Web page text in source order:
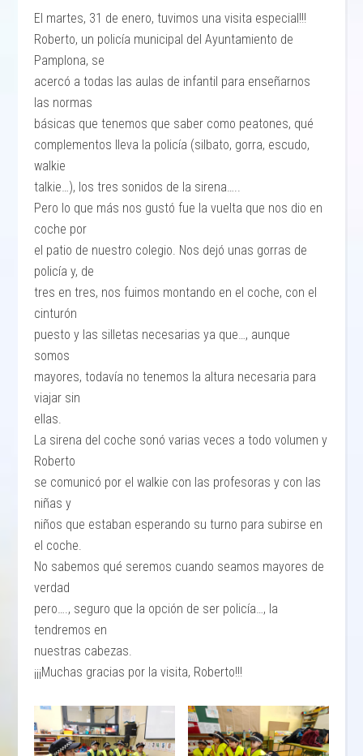
El martes, 31 de enero, tuvimos una visita especial!!!
Roberto, un policía municipal del Ayuntamiento de
Pamplona, se
acercó a todas las aulas de infantil para enseñarnos
las normas
básicas que tenemos que saber como peatones, qué
complementos lleva la policía (silbato, gorra, escudo,
walkie
talkie…), los tres sonidos de la sirena…..
Pero lo que más nos gustó fue la vuelta que nos dio en
coche por
el patio de nuestro colegio. Nos dejó unas gorras de
policía y, de
tres en tres, nos fuimos montando en el coche, con el
cinturón
puesto y las silletas necesarias ya que…, aunque
somos
mayores, todavía no tenemos la altura necesaria para
viajar sin
ellas.
La sirena del coche sonó varias veces a todo volumen y
Roberto
se comunicó por el walkie con las profesoras y con las
niñas y
niños que estaban esperando su turno para subirse en
el coche.
No sabemos qué seremos cuando seamos mayores de
verdad
pero…., seguro que la opción de ser policía…, la
tendremos en
nuestras cabezas.
¡¡¡Muchas gracias por la visita, Roberto!!!